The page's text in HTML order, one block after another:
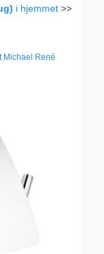
i hjemmet >>
Michael René